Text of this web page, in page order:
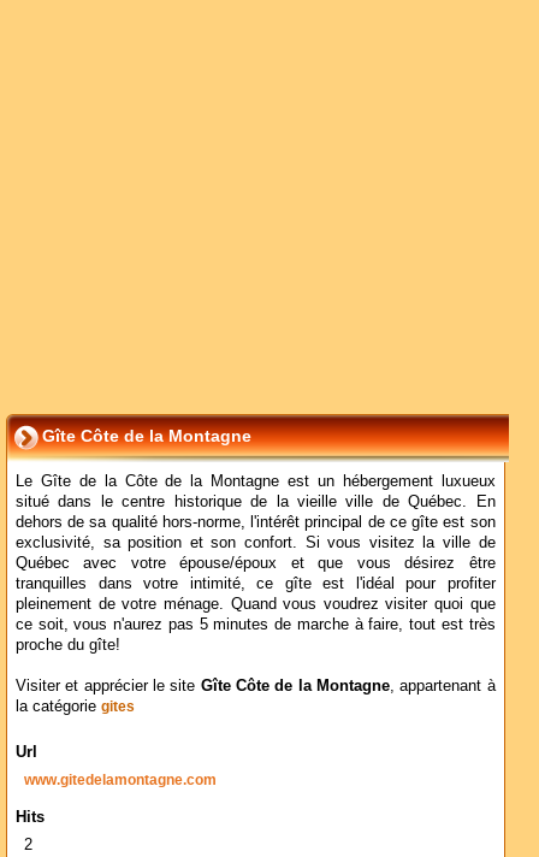
Gîte Côte de la Montagne
Le Gîte de la Côte de la Montagne est un hébergement luxueux
situé dans le centre historique de la vieille ville de Québec. En
dehors de sa qualité hors-norme, l'intérêt principal de ce gîte est son
exclusivité, sa position et son confort. Si vous visitez la ville de
Québec avec votre épouse/époux et que vous désirez être
tranquilles dans votre intimité, ce gîte est l'idéal pour profiter
pleinement de votre ménage. Quand vous voudrez visiter quoi que
ce soit, vous n'aurez pas 5 minutes de marche à faire, tout est très
proche du gîte!
Visiter et apprécier le site Gîte Côte de la Montagne, appartenant à
la catégorie gites
Url
www.gitedelamontagne.com
Hits
2